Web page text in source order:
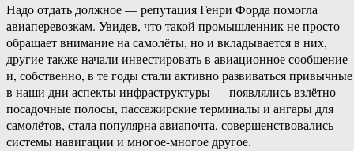
Надо отдать должное — репутация Генри Форда помогла
авиаперевозкам. Увидев, что такой промышленник не просто
обращает внимание на самолёты, но и вкладывается в них,
другие также начали инвестировать в авиационное сообщение
и, собственно, в те годы стали активно развиваться привычные
в наши дни аспекты инфраструктуры — появлялись взлётно-
посадочные полосы, пассажирские терминалы и ангары для
самолётов, стала популярна авиапочта, совершенствовались
системы навигации и многое-многое другое.